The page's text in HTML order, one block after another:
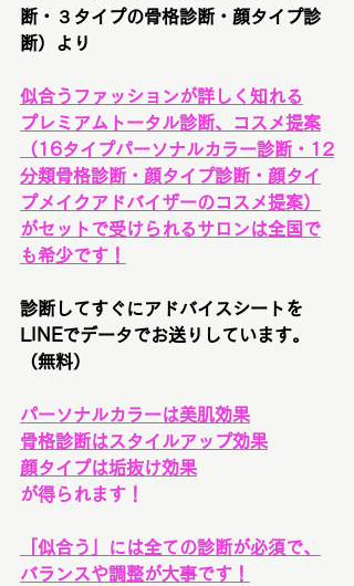
断・３タイプの骨格診断・顔タイプ診
断）より
似合うファッションが詳しく知れる
プレミアムトータル診断、コスメ提案
（16タイプパーソナルカラー診断・12
分類骨格診断・顔タイプ診断・顔タイ
プメイクアドバイザーのコスメ提案）
がセットで受けられるサロンは全国で
も希少です！
診断してすぐにアドバイスシートを
LINEでデータでお送りしています。
（無料）
パーソナルカラーは美肌効果
骨格診断はスタイルアップ効果
顔タイプは垢抜け効果
が得られます！
「似合う」には全ての診断が必須で、
バランスや調整が大事です！